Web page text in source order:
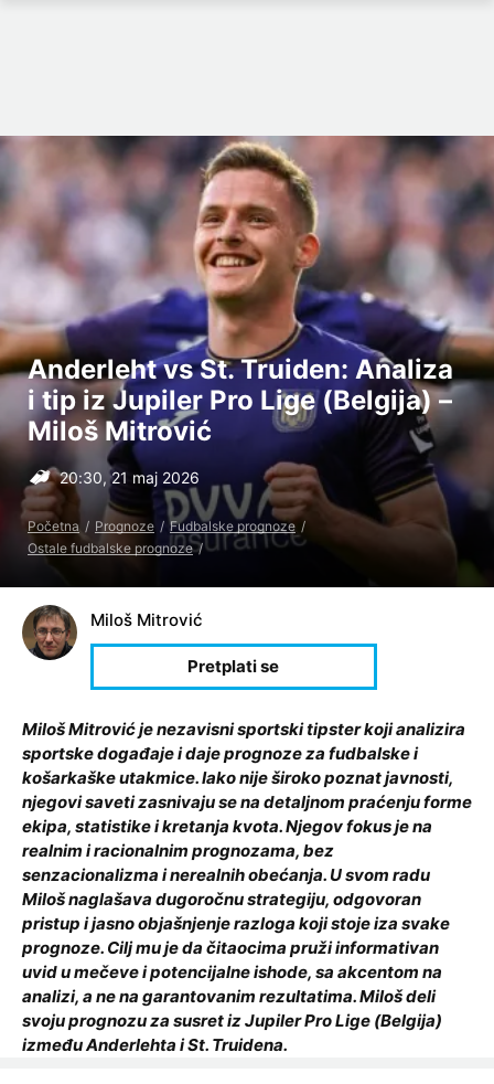
Anderleht vs St. Truiden: Analiza
i tip iz Jupiler Pro Lige (Belgija) –
Miloš Mitrović
20:30, 21 maj 2026
Početna Prognoze
Fudbalske prognoze
Ostale fudbalske prognoze
Miloš Mitrović
Miloš Mitrović je nezavisni sportski tipster koji analizira
sportske događaje i daje prognoze za fudbalske i
košarkaške utakmice. Iako nije široko poznat javnosti,
njegovi saveti zasnivaju se na detaljnom praćenju forme
ekipa, statistike i kretanja kvota. Njegov fokus je na
realnim i racionalnim prognozama, bez
senzacionalizma i nerealnih obećanja. U svom radu
Miloš naglašava dugoročnu strategiju, odgovoran
pristup i jasno objašnjenje razloga koji stoje iza svake
prognoze. Cilj mu je da čitaocima pruži informativan
uvid u mečeve i potencijalne ishode, sa akcentom na
analizi, a ne na garantovanim rezultatima. Miloš deli
svoju prognozu za susret iz Jupiler Pro Lige (Belgija)
između Anderlehta i St. Truidena.